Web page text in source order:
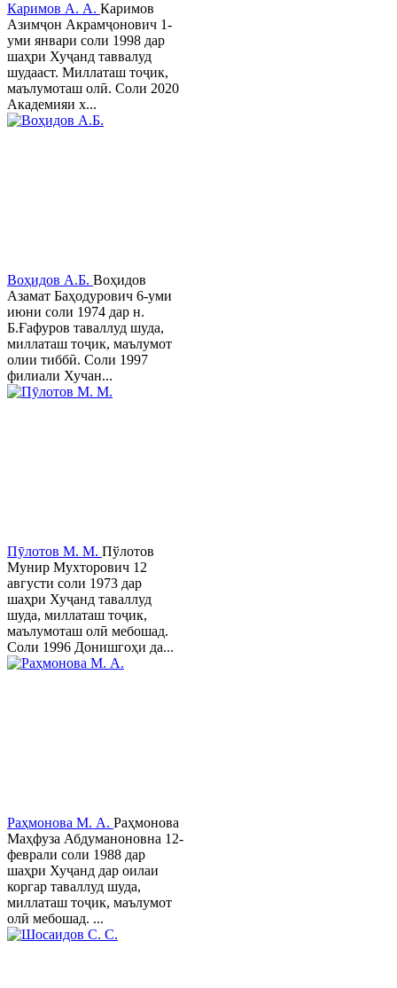
Каримов А. А. Каримов
Азимҷон Акрамҷонович 1-
уми январи соли 1998 дар
шаҳри Хуҷанд таввалуд
шудааст. Миллаташ тоҷик,
маълумоташ олӣ. Соли 2020
Академияи х...
Воҳидов А.Б. Воҳидов
Азамат Баҳодурович 6-уми
июни соли 1974 дар н.
Б.Ғафуров таваллуд шуда,
миллаташ тоҷик, маълумот
олии тиббӣ. Соли 1997
филиали Хучан...
Пӯлотов М. М. Пўлотов
Мунир Мухторович 12
августи соли 1973 дар
шаҳри Хуҷанд таваллуд
шуда, миллаташ тоҷик,
маълумоташ олӣ мебошад.
Соли 1996 Донишгоҳи да...
Раҳмонова М. А. Раҳмонова
Маҳфуза Абдуманоновна 12-
феврали соли 1988 дар
шаҳри Хуҷанд дар оилаи
коргар таваллуд шуда,
миллаташ тоҷик, маълумот
олӣ мебошад. ...